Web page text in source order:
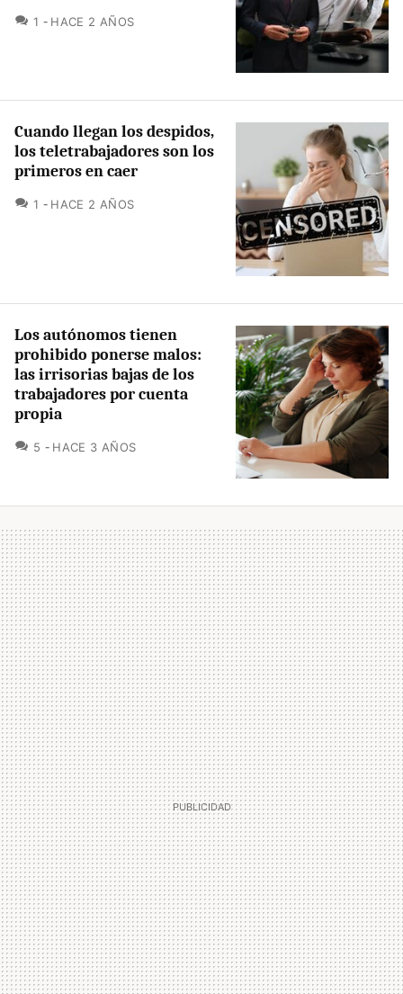
1 COMENTARIOS
HACE 2 AÑOS
Cuando llegan los despidos,
los teletrabajadores son los
primeros en caer
1 COMENTARIOS
HACE 2 AÑOS
Los autónomos tienen
prohibido ponerse malos:
las irrisorias bajas de los
trabajadores por cuenta
propia
5 COMENTARIOS
HACE 3 AÑOS